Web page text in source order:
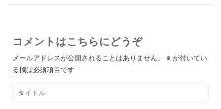
コメントはこちらにどうぞ
メールアドレスが公開されることはありません。 ※ が付いてい
る欄は必須項目です